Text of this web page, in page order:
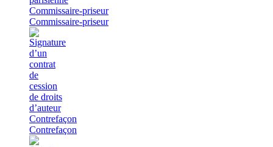
Commissaire-priseur
Commissaire-priseur
Contrefaçon
Contrefaçon